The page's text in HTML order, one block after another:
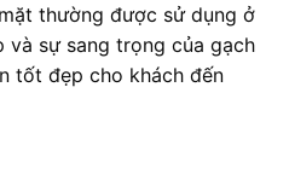
thường được sử dụng ở
và sự sang trọng của gạch
tốt đẹp cho khách đến